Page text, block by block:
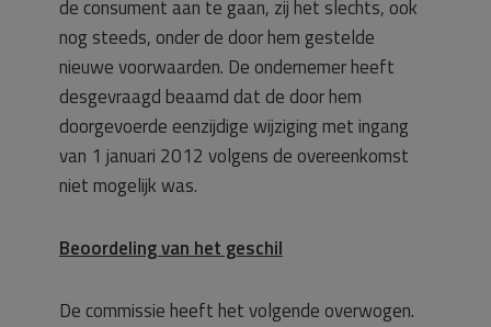
de consument aan te gaan, zij het slechts, ook
nog steeds, onder de door hem gestelde
nieuwe voorwaarden. De ondernemer heeft
desgevraagd beaamd dat de door hem
doorgevoerde eenzijdige wijziging met ingang
van 1 januari 2012 volgens de overeenkomst
niet mogelijk was.
Beoordeling van het geschil
De commissie heeft het volgende overwogen.